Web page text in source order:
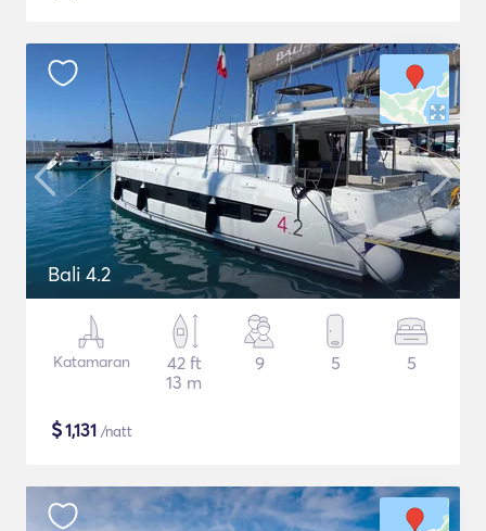
Bali 4.2
Katamaran
42 ft
13 m
9 5 5
$1,131 /natt